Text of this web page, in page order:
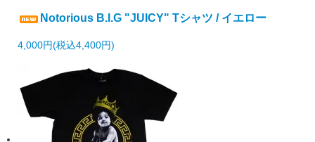
Notorious B.I.G "JUICY" Tシャツ / イエロー
4,000円(税込4,400円)